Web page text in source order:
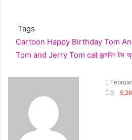
Tags
Cartoon Happy Birthday Tom
Tom and Jerry Tom cat জন্মদিন টম
0